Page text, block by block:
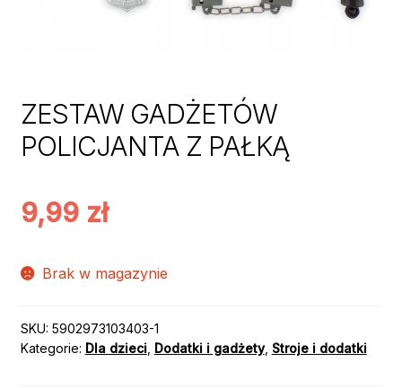
ZESTAW GADŻETÓW
POLICJANTA Z PAŁKĄ
9,99 zł
Brak w magazynie
SKU: 5902973103403-1
Kategorie: Dla dzieci, Dodatki i gadżety, Stroje i dodatki